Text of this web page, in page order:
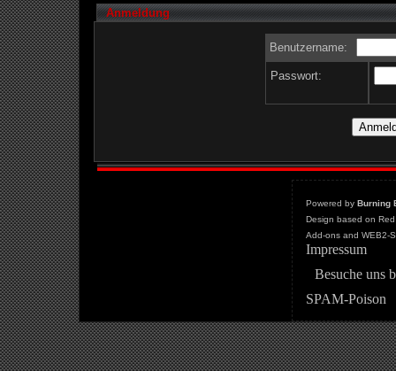
Anmeldung
Benutzername:
Passwort:
Powered by Burning
Design based on
Add-ons and WEB2-
Impressum
Besuche uns
SPAM-Poison